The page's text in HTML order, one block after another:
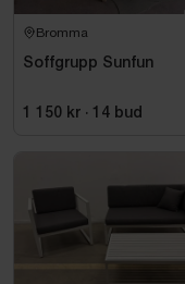
Bromma
Soffgrupp Sunfun
1 150 kr · 14 bud